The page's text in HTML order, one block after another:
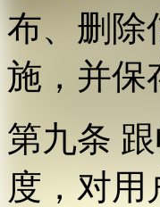
布、删除
施，并保
第九条
度，对用